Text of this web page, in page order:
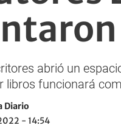
abrió un
libros funcionará
Diario
- 14:54